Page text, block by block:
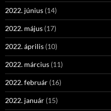
2022. június (14)
2022. május (17)
2022. április (10)
2022. március (11)
2022. február (16)
2022. január (15)